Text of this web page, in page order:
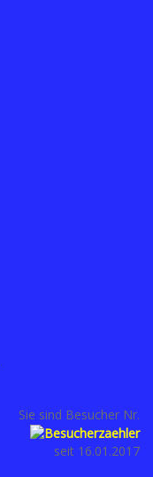
Sie sind Besucher Nr.
seit 16.01.2017